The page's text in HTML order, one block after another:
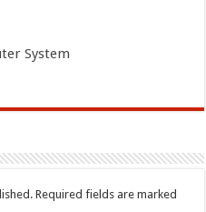
System
Required fields are marked